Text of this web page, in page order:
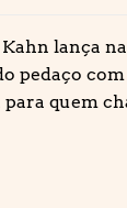
lança
pedaço
quem